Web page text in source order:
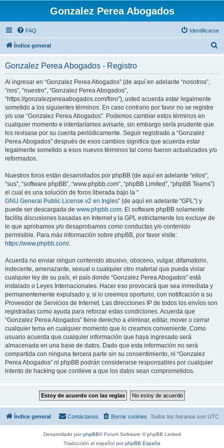
Gonzalez Perea Abogados
FAQ Identificarse
Índice general
Gonzalez Perea Abogados - Registro
Al ingresar en “Gonzalez Perea Abogados” (de aquí en adelante “nosotros”,
“nos”, “nuestro”, “Gonzalez Perea Abogados”,
“https://gonzalezpereaabogados.com/foro”), usted acuerda estar legalmente
sometido a los siguientes términos. En caso contrario por favor no se registre
y/o use “Gonzalez Perea Abogados”. Podemos cambiar estos términos en
cualquier momento e intentaríamos avisarle, sin embargo sería prudente que
los revisase por su cuenta periódicamente. Seguir registrado a “Gonzalez
Perea Abogados” después de esos cambios significa que acuerda estar
legalmente sometido a esos nuevos términos tal como fueron actualizados y/o
reformados.
Nuestros foros están desarrollados por phpBB (de aquí en adelante “ellos”,
“sus”, “software phpBB”, “www.phpbb.com”, “phpBB Limited”, “phpBB Teams”)
el cual es una solución de foros liberada bajo la “
GNU General Public License v2 en Ingles” (de aquí en adelante “GPL”) y
puede ser descargada de www.phpbb.com. El software phpBB solamente
facilita discusiones basadas en Internet y la GPL estrictamente los excluye de
lo que aprobamos y/o desaprobamos como conductas y/o contenido
permisible. Para más información sobre phpBB, por favor visite:
https://www.phpbb.com/.
Acuerda no enviar ningun contenido abusivo, obsceno, vulgar, difamatorio,
indecente, amenazante, sexual o cualquier otro material que pueda violar
cualquier ley de su país, el país donde “Gonzalez Perea Abogados” está
instalado o Leyes Internacionales. Hacer eso provocará que sea inmediata y
permanentemente expulsado y, si lo creemos oportuno, con notificación a su
Proveedor de Servicios de Internet. Las direcciones IP de todos los envíos son
registradas como ayuda para reforzar estas condiciones. Acuerda que
“Gonzalez Perea Abogados” tiene derecho a eliminar, editar, mover o cerrar
cualquier tema en cualquier momento que lo creamos conveniente. Como
usuario acuerda que cualquier información que haya ingresado será
almacenada en una base de datos. Dado que esta información no será
compartida con ninguna tercera parte sin su consentimiento, ni “Gonzalez
Perea Abogados” ni phpBB podrán considerarse responsables por cualquier
intento de hacking que conlleve a que los datos sean comprometidos.
Índice general Todos los horarios son UTC
Borrar cookies
Contáctanos
Desarrollado porphpBB® Forum Software © phpBB Limited
Traducción al español porphpBB España